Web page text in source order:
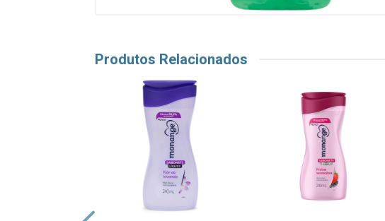
Produtos Relacionados